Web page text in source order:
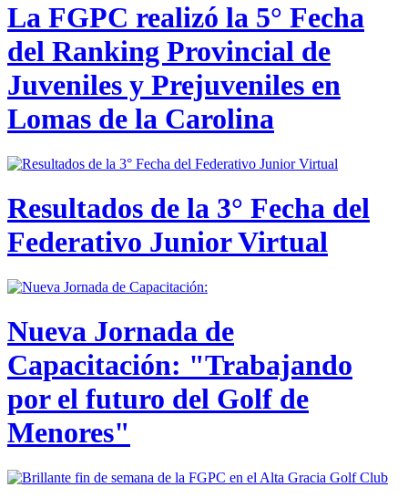
La FGPC realizó la 5° Fecha
del Ranking Provincial de
Juveniles y Prejuveniles en
Lomas de la Carolina
Resultados de la 3° Fecha del
Federativo Junior Virtual
Nueva Jornada de
Capacitación: "Trabajando
por el futuro del Golf de
Menores"